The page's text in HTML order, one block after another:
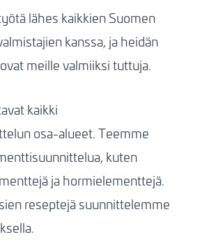
lähes kaikkien Suomen
kanssa, ja heidän
meille valmiiksi tuttuja.
kaikki
osa-alueet. Teemme
kuten
ja hormielementtejä.
reseptejä suunnittelemme